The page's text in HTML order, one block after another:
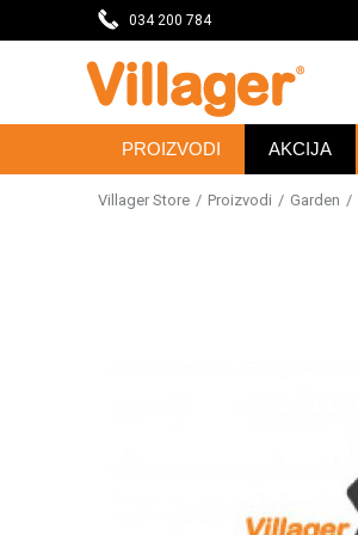
034 200 784
PROIZVODI AKCIJA
Villager Store Proizvodi Garden